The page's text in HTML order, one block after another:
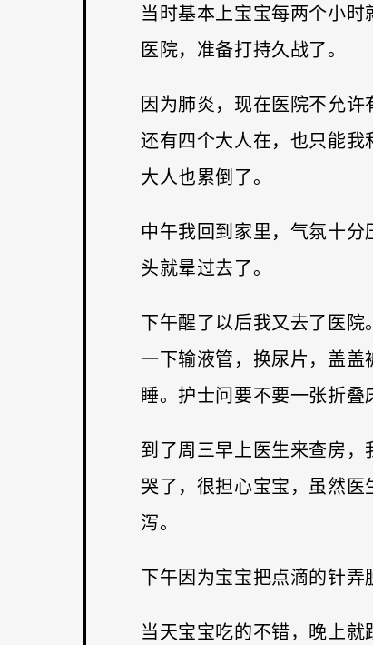
当时基本上宝宝每两个小
医院，准备打持久战了。
因为肺炎，现在医院不允
还有四个大人在，也只能
大人也累倒了。
中午我回到家里，气氛十
头就晕过去了。
下午醒了以后我又去了医
一下输液管，换尿片，盖
睡。护士问要不要一张折叠
到了周三早上医生来查房
哭了，很担心宝宝，虽然
泻。
下午因为宝宝把点滴的针弄
当天宝宝吃的不错，晚上